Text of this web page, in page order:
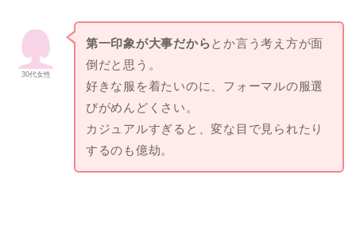
30代女性
第一印象が大事だからとか言う考え方が面
倒だと思う。
好きな服を着たいのに、フォーマルの服選
びがめんどくさい。
カジュアルすぎると、変な目で見られたり
するのも億劫。